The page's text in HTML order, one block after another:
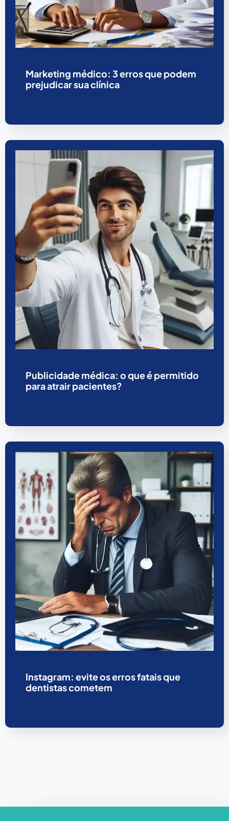
Marketing médico: 3 erros que podem
prejudicar sua clínica
Publicidade médica: o que é permitido
para atrair pacientes?
Instagram: evite os erros fatais que
dentistas cometem